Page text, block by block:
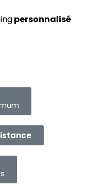
personnalisé